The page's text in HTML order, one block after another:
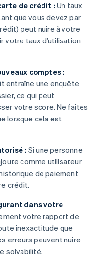
de crédit : Un taux
que vous devez par
peut nuire à votre
votre taux d’utilisation
comptes :
entraîne une enquête
ce qui peut
votre score. Ne faites
lorsque cela est
: Si une personne
comme utilisateur
de paiement
crédit.
dans votre
votre rapport de
inexactitude que
erreurs peuvent nuire
solvabilité.